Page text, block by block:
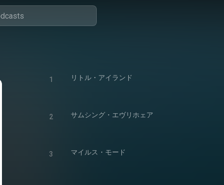
1 リトル・アイランド
2 サムシング・エヴリホェア
3 マイルス・モード